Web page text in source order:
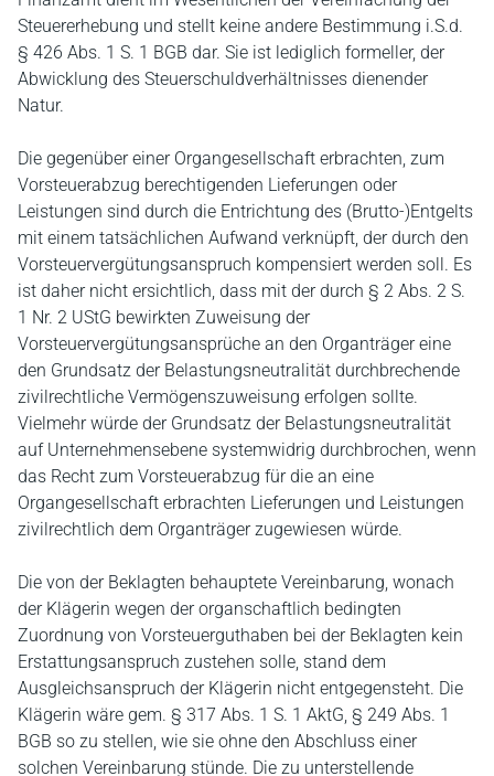
Steuererhebung und stellt keine andere Bestimmung i.S.d.
§ 426 Abs. 1 S. 1 BGB dar. Sie ist lediglich formeller, der
Abwicklung des Steuerschuldverhältnisses dienender
Natur.
Die gegenüber einer Organgesellschaft erbrachten, zum
Vorsteuerabzug berechtigenden Lieferungen oder
Leistungen sind durch die Entrichtung des (Brutto-)Entgelts
mit einem tatsächlichen Aufwand verknüpft, der durch den
Vorsteuervergütungsanspruch kompensiert werden soll. Es
ist daher nicht ersichtlich, dass mit der durch § 2 Abs. 2 S.
1 Nr. 2 UStG bewirkten Zuweisung der
Vorsteuervergütungsansprüche an den Organträger eine
den Grundsatz der Belastungsneutralität durchbrechende
zivilrechtliche Vermögenszuweisung erfolgen sollte.
Vielmehr würde der Grundsatz der Belastungsneutralität
auf Unternehmensebene systemwidrig durchbrochen, wenn
das Recht zum Vorsteuerabzug für die an eine
Organgesellschaft erbrachten Lieferungen und Leistungen
zivilrechtlich dem Organträger zugewiesen würde.
Die von der Beklagten behauptete Vereinbarung, wonach
der Klägerin wegen der organschaftlich bedingten
Zuordnung von Vorsteuerguthaben bei der Beklagten kein
Erstattungsanspruch zustehen solle, stand dem
Ausgleichsanspruch der Klägerin nicht entgegensteht. Die
Klägerin wäre gem. § 317 Abs. 1 S. 1 AktG, § 249 Abs. 1
BGB so zu stellen, wie sie ohne den Abschluss einer
solchen Vereinbarung stünde. Die zu unterstellende